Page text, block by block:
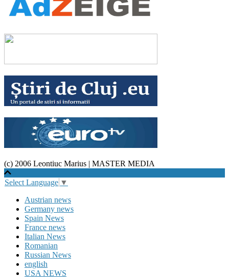
(c) 2006 Leontiuc Marius | MASTER MEDIA
Select Language ▼
Austrian news
Germany news
Spain News
France news
Italian News
Romanian
Russian News
english
USA NEWS